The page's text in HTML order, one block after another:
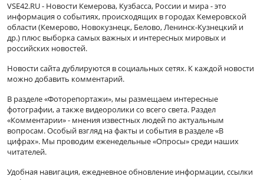
VSE42.RU - Новости Кемерова, Кузбасса, России и мира - это
информация о событиях, происходящих в городах Кемеровской
области (Кемерово, Новокузнецк, Белово, Ленинск-Кузнецкий и
др.) плюс выборка самых важных и интересных мировых и
российских новостей.
Новости сайта дублируются в социальных сетях. К каждой новости
можно добавить комментарий.
В разделе «Фоторепортажи», мы размещаем интересные
фотографии, а также видеоролики со всего света. Раздел
«Комментарии» - мнения известных людей по актуальным
вопросам. Особый взгляд на факты и события в разделе «В
цифрах». Мы проводим еженедельные «Опросы» среди наших
читателей.
Удобная навигация, ежедневное обновление информации, ссылки